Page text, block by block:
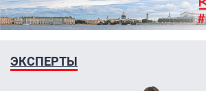
ЭКСПЕРТЫ